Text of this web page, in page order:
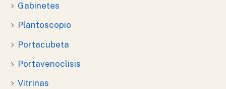
Gabinetes
Plantoscopio
Portacubeta
Portavenoclisis
Vitrinas